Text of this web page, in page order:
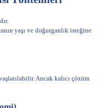
yaşı ve doğurganlık isteğine
Ancak kalıcı çözüm